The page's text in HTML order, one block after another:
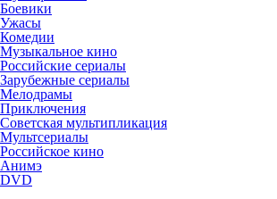
Боевики
Ужасы
Комедии
Музыкальное кино
Российские сериалы
Зарубежные сериалы
Мелодрамы
Приключения
Советская мультипликация
Мультсериалы
Российское кино
Анимэ
DVD